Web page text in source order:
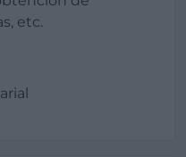
etc.